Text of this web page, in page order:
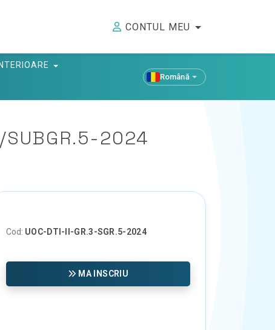
CONTUL MEU
Română
SUBGR.5-2024
Cod: UOC-DTI-II-GR.3-SGR.5-2024
MA INSCRIU